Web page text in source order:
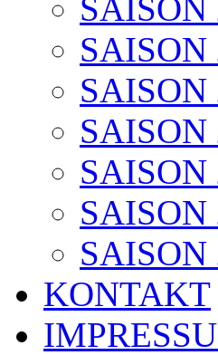
SAISON
SAISON
SAISON
SAISON
SAISON
SAISON
SAISON
KONTAKT